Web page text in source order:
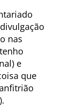
nas
e
que